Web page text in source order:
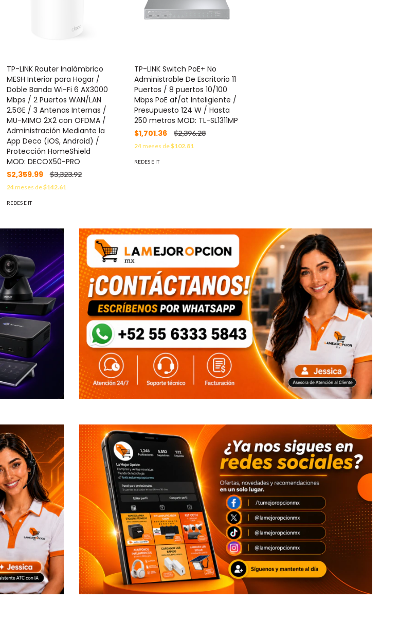
TP-LINK Router Inalámbrico
MESH Interior para Hogar /
Doble Banda Wi-Fi 6 AX3000
Mbps / 2 Puertos WAN/LAN
2.5GE / 3 Antenas Internas /
MU-MIMO 2X2 con OFDMA /
Administración Mediante la
App Deco (iOS, Android) /
Protección HomeShield
MOD: DECOX50-PRO
$2,359.99
$3,323.92
24meses de$142.61
REDES E IT
TP-LINK Switch PoE+ No
Administrable De Escritorio 11
Puertos / 8 puertos 10/100
Mbps PoE af/at Inteligiente /
Presupuesto 124 W / Hasta
250 metros MOD: TL-SL1311MP
$1,701.36
$2,396.28
24meses de$102.81
REDES E IT